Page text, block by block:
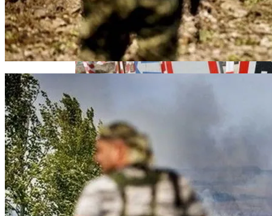
Военные Рельсы Спасут Британскую
Экономику?
Индия Не Будет Спрашивать
Разрешения На Запуск Моделей ИИ
В Киеве Ограничили Движение На
Проспекте Палладина